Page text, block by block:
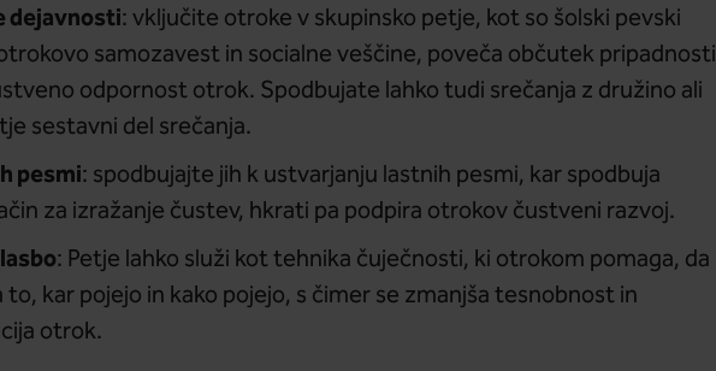
dejavnosti: vključite otroke v skupinsko petje, kot so šolski pevski
samozavest in socialne veščine, poveča občutek pripadnosti
odpornost otrok. Spodbujate lahko tudi srečanja z družino ali
sestavni del srečanja.
pesmi: spodbujajte jih k ustvarjanju lastnih pesmi, kar spodbuja
za izražanje čustev, hkrati pa podpira otrokov čustveni razvoj.
: Petje lahko služi kot tehnika čuječnosti, ki otrokom pomaga, da
kar pojejo in kako pojejo, s čimer se zmanjša tesnobnost in
otrok.